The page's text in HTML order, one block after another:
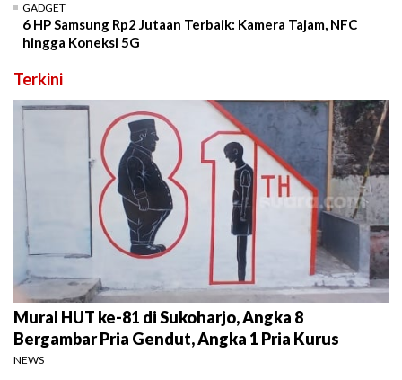
GADGET
6 HP Samsung Rp2 Jutaan Terbaik: Kamera Tajam, NFC
hingga Koneksi 5G
Terkini
Mural HUT ke-81 di Sukoharjo, Angka 8
Bergambar Pria Gendut, Angka 1 Pria Kurus
NEWS